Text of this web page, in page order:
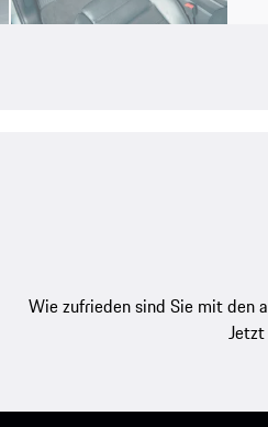
Wie zufrieden sind Sie mit den